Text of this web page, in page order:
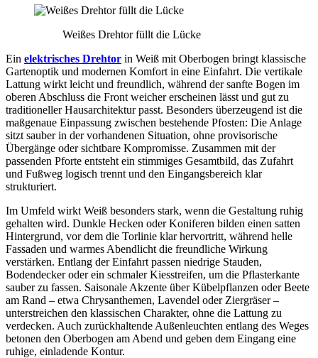
Weißes Drehtor füllt die Lücke
Ein elektrisches Drehtor in Weiß mit Oberbogen bringt klassische
Gartenoptik und modernen Komfort in eine Einfahrt. Die vertikale
Lattung wirkt leicht und freundlich, während der sanfte Bogen im
oberen Abschluss die Front weicher erscheinen lässt und gut zu
traditioneller Hausarchitektur passt. Besonders überzeugend ist die
maßgenaue Einpassung zwischen bestehende Pfosten: Die Anlage
sitzt sauber in der vorhandenen Situation, ohne provisorische
Übergänge oder sichtbare Kompromisse. Zusammen mit der
passenden Pforte entsteht ein stimmiges Gesamtbild, das Zufahrt
und Fußweg logisch trennt und den Eingangsbereich klar
strukturiert.
Im Umfeld wirkt Weiß besonders stark, wenn die Gestaltung ruhig
gehalten wird. Dunkle Hecken oder Koniferen bilden einen satten
Hintergrund, vor dem die Torlinie klar hervortritt, während helle
Fassaden und warmes Abendlicht die freundliche Wirkung
verstärken. Entlang der Einfahrt passen niedrige Stauden,
Bodendecker oder ein schmaler Kiesstreifen, um die Pflasterkante
sauber zu fassen. Saisonale Akzente über Kübelpflanzen oder Beete
am Rand – etwa Chrysanthemen, Lavendel oder Ziergräser –
unterstreichen den klassischen Charakter, ohne die Lattung zu
verdecken. Auch zurückhaltende Außenleuchten entlang des Weges
betonen den Oberbogen am Abend und geben dem Eingang eine
ruhige, einladende Kontur.